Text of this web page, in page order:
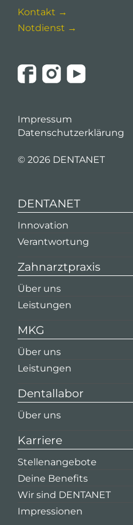
Kontakt →
Notdienst →
Impressum
Datenschutzerklärung
© 2026 DENTANET
DENTANET
Innovation
Verantwortung
Zahnarztpraxis
Über uns
Leistungen
MKG
Über uns
Leistungen
Dentallabor
Über uns
Karriere
Stellenangebote
Deine Benefits
Wir sind DENTANET
Impressionen